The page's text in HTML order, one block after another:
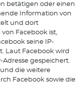
betätigen oder einen
Information von
und dort
Facebook ist,
seine IP-
Laut Facebook wird
gespeichert.
die weitere
Facebook sowie die